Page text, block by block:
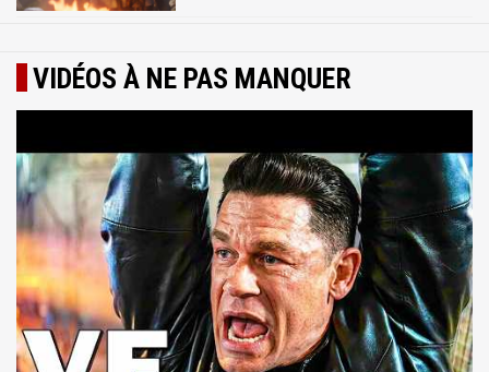
VIDÉOS À NE PAS MANQUER